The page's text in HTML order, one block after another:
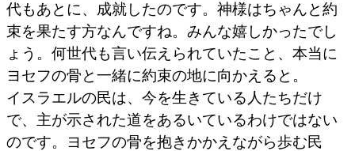
代もあとに、成就したのです。神様はちゃんと約
束を果たす方なんですね。みんな嬉しかったでし
ょう。何世代も言い伝えられていたこと、本当に
ヨセフの骨と一緒に約束の地に向かえると。
イスラエルの民は、今を生きている人たちだけ
で、主が示された道をあるいているわけではない
のです。ヨセフの骨を抱きかかえながら歩む民